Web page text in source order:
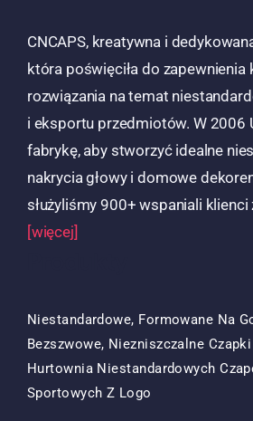
CNCAPS, kreatywna i
która poświęciła do
rozwiązania na temat
i eksportu przedmiotów. W 2006
fabrykę, aby stworzyć idealne
nakrycia głowy i domowe
służyliśmy 900+ wspaniali klienci
[więcej]
Niestandardowe, Formowane Na
Bezszwowe, Niezniszczalne Czapki
Hurtownia Niestandardowych
Sportowych Z Logo